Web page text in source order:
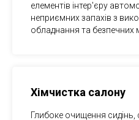
елементів інтер'єру
неприємних запахів з
обладнання та безпечних
Хімчистка салону
Глибоке очищення сидінь,